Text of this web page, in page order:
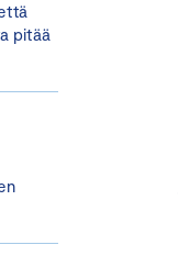
pitää